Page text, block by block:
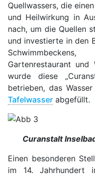
Quellwassers, die
und Heilwirkung in
nach, um die Quellen
und investierte in den
Gartenrestaurant und
wurde diese
betrieben, das
Tafelwasser abgefüllt.
Curanstalt
Einen besonderen
im 14. Jahrhundert